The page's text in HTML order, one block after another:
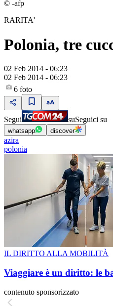
© -afp
RARITA'
Polonia, tre
02 Feb 2014 - 06:23
02 Feb 2014 - 06:23
6 foto
Segui suSeguici su
whatsapp discover
azira
polonia
IL DIRITTO ALLA MOBILITÀ
Viaggiare è un diritto: le
contenuto sponsorizzato